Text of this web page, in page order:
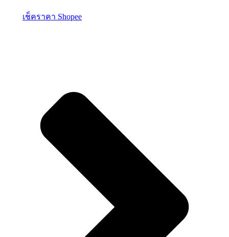
เช็คราคา Shopee